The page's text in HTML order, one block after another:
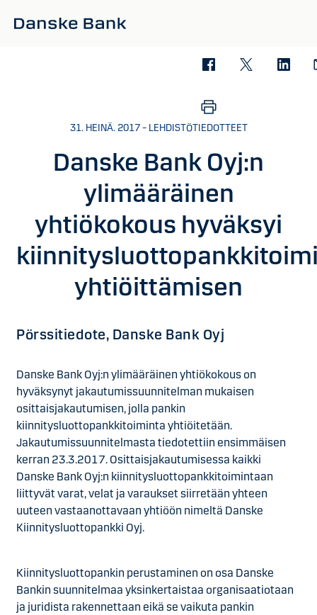
31. HEINÄ. 2017 – LEHDISTÖTIEDOTTEET
Danske Bank Oyj:n
ylimääräinen
yhtiökokous hyväksyi
yhtiöittämisen
Pörssitiedote, Danske Bank Oyj
Danske Bank Oyj:n ylimääräinen yhtiökokous on
hyväksynyt jakautumissuunnitelman mukaisen
osittaisjakautumisen, jolla pankin
kiinnitysluottopankkitoiminta yhtiöitetään.
Jakautumissuunnitelmasta tiedotettiin ensimmäisen
kerran 23.3.2017. Osittaisjakautumisessa kaikki
Danske Bank Oyj:n kiinnitysluottopankkitoimintaan
liittyvät varat, velat ja varaukset siirretään yhteen
uuteen vastaanottavaan yhtiöön nimeltä Danske
Kiinnitysluottopankki Oyj.
Kiinnitysluottopankin perustaminen on osa Danske
Bankin suunnitelmaa yksinkertaistaa organisaatiotaan
ja juridista rakennettaan eikä se vaikuta pankin